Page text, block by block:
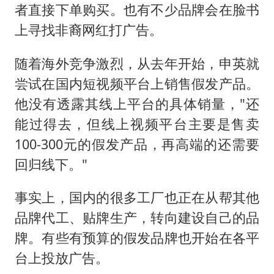
者直接下单购买。也有不少品牌会在脸书
上寻找非裔网红打广告。
随着海外竞争激烈，从去年开始，申英就
尝试在国内短视频平台上销售假发产品。
他没有透露其线上平台的具体销量，"还
能过得去，但线上视频平台主要是售卖
100-300元的假发产品，再高端的还需要
回归线下。"
事实上，国内的很多工厂也正在从帮其他
品牌代工、贴牌生产，转向建设自己的品
牌。有些有预算的假发品牌也开始在各平
台上投放广告。